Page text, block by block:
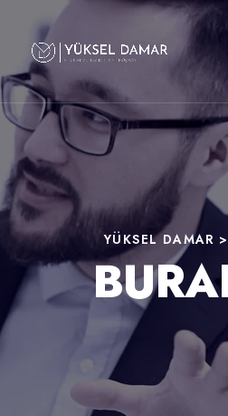
YÜKSEL DAMAR >